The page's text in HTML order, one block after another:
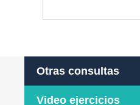
Otras consultas
Video ejercicios